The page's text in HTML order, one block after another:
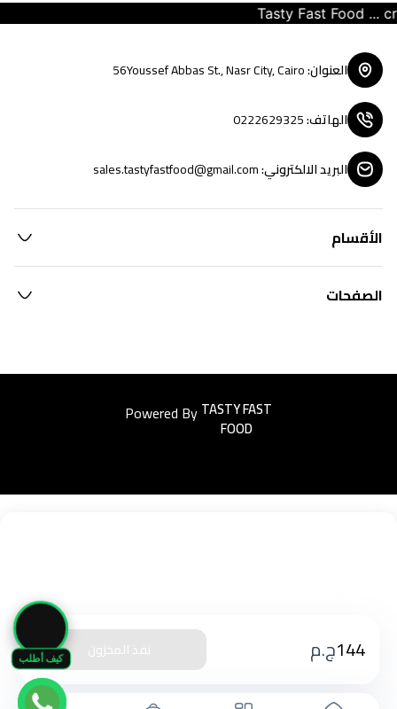
كيف أطلب 144ج.م نفذ المخزون
Tasty Fast Food ...
العنوان:
56Youssef Abbas St., Nasr City, Cairo
الهاتف:
0222629325
البريد الالكتروني:
sales.tastyfastfood@gmail.com
الأقسام
الصفحات
Powered ByEasyorders